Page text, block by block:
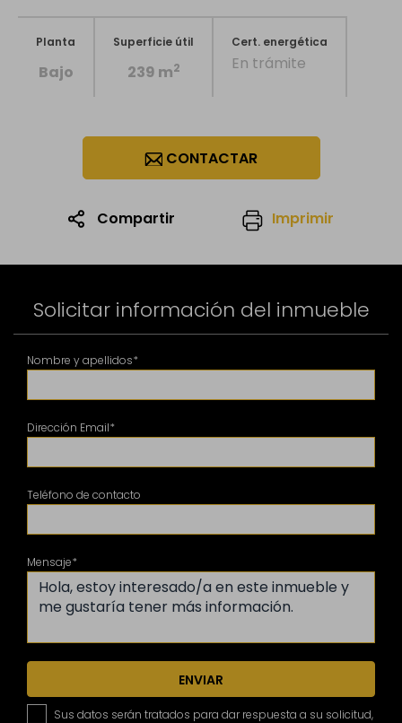
Planta
Bajo
Superficie útil
239 m2
Cert. energética
En trámite
CONTACTAR
Compartir Imprimir
Solicitar información del inmueble
Nombre y apellidos*
Dirección Email*
Teléfono de contacto
Mensaje*
ENVIAR
Sus datos serán tratados para dar respuesta a su solicitud,